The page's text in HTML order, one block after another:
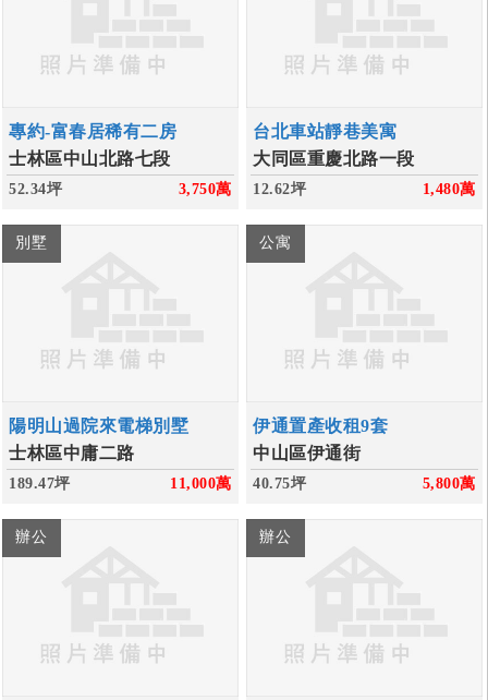
專約-富春居稀有二房
士林區中山北路七段
52.34坪 3,750萬
台北車站靜巷美寓
大同區重慶北路一段
12.62坪 1,480萬
別墅
陽明山過院來電梯別墅
士林區中庸二路
189.47坪 11,000萬
公寓
伊通置產收租9套
中山區伊通街
40.75坪 5,800萬
辦公 辦公